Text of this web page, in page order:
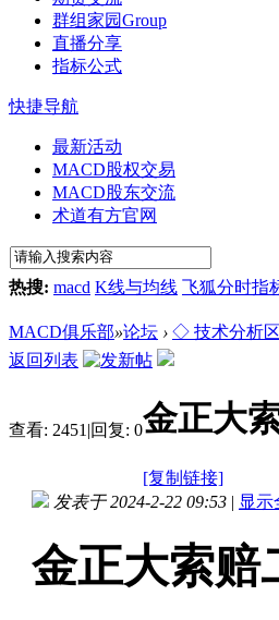
群组家园Group
直播分享
指标公式
快捷导航
最新活动
MACD股权交易
MACD股东交流
术道有方官网
热搜: macd K线与均线 飞狐分时指
MACD俱乐部»论坛 › ◇ 技术分析
返回列表
查看: 2451 |回复: 0金正大
[复制链接]
发表于 2024-2-22 09:53 | 显示
金正大索赔